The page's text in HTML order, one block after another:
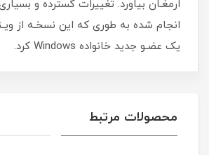
انجام شده به طوری که این نسخـه از
یک عضـو جدید خانواده Windows کرد.
محصولات مرتبط